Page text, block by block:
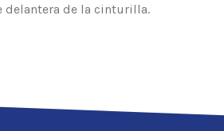
delantera de la cinturilla.